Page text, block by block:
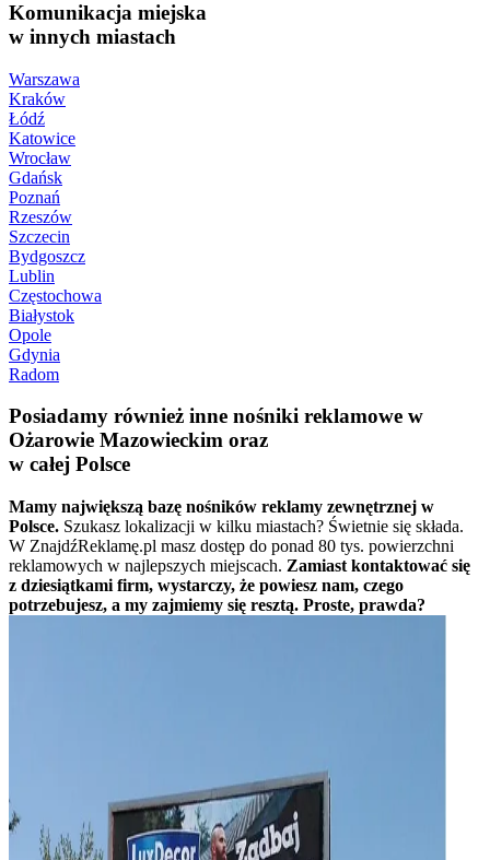
Komunikacja miejska
w innych miastach
Warszawa
Kraków
Łódź
Katowice
Wrocław
Gdańsk
Poznań
Rzeszów
Szczecin
Bydgoszcz
Lublin
Częstochowa
Białystok
Opole
Gdynia
Radom
Posiadamy również inne nośniki reklamowe w
Ożarowie Mazowieckim oraz
w całej Polsce
Mamy największą bazę nośników reklamy zewnętrznej w
Polsce. Szukasz lokalizacji w kilku miastach? Świetnie się składa.
W ZnajdźReklamę.pl masz dostęp do ponad 80 tys. powierzchni
reklamowych w najlepszych miejscach. Zamiast kontaktować się
z dziesiątkami firm, wystarczy, że powiesz nam, czego
potrzebujesz, a my zajmiemy się resztą. Proste, prawda?